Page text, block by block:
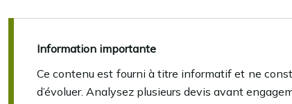
Information importante
Ce contenu est fourni à titre informatif et ne
d’évoluer. Analysez plusieurs devis avant